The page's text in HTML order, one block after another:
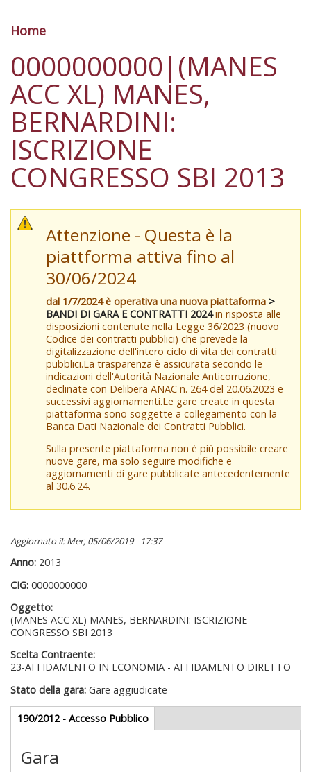
Tu sei qui
Home
0000000000|(MANES
ACC XL) MANES,
BERNARDINI:
ISCRIZIONE
CONGRESSO SBI 2013
Attenzione - Questa è la
piattforma attiva fino al
30/06/2024
dal 1/7/2024 è operativa una nuova piattaforma >
BANDI DI GARA E CONTRATTI 2024in risposta alle
disposizioni contenute nella Legge 36/2023 (nuovo
Codice dei contratti pubblici) che prevede la
digitalizzazione dell'intero ciclo di vita dei contratti
pubblici.La trasparenza è assicurata secondo le
indicazioni dell'Autorità Nazionale Anticorruzione,
declinate con Delibera ANAC n. 264 del 20.06.2023 e
successivi aggiornamenti.Le gare create in questa
piattaforma sono soggette a collegamento con la
Banca Dati Nazionale dei Contratti Pubblici.
Sulla presente piattaforma non è più possibile creare
nuove gare, ma solo seguire modifiche e
aggiornamenti di gare pubblicate antecedentemente
al 30.6.24.
Aggiornato il: Mer, 05/06/2019 - 17:37
Anno: 2013
CIG: 0000000000
Oggetto:
(MANES ACC XL) MANES, BERNARDINI: ISCRIZIONE
CONGRESSO SBI 2013
Scelta Contraente:
23-AFFIDAMENTO IN ECONOMIA - AFFIDAMENTO DIRETTO
Stato della gara: Gare aggiudicate
Gare appalti
190/2012 - Accesso Pubblico(scheda
attiva)
Gara